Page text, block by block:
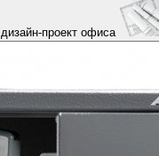
дизайн-проект офиса